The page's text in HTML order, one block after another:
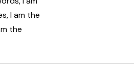
I am the
the